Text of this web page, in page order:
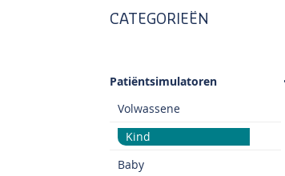
CATEGORIEËN
Patiëntsimulatoren
Volwassene
Kind
Baby